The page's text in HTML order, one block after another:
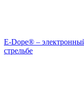
E-Dope® –
стрельбе